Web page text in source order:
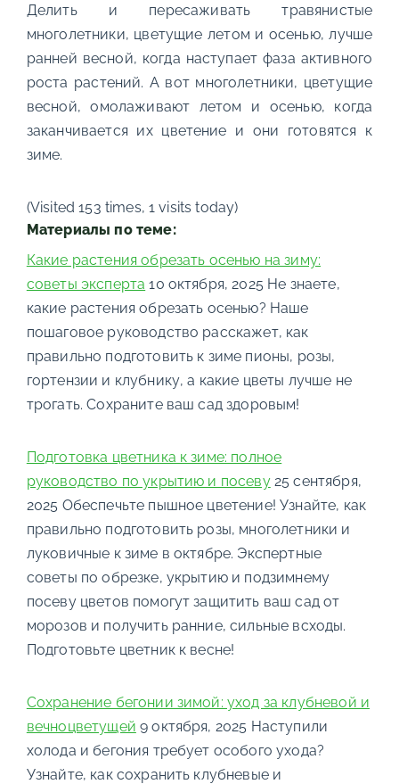
Делить и пересаживать травянистые
многолетники, цветущие летом и осенью, лучше
ранней весной, когда наступает фаза активного
роста растений. А вот многолетники, цветущие
весной, омолаживают летом и осенью, когда
заканчивается их цветение и они готовятся к
зиме.
(Visited 153 times, 1 visits today)
Материалы по теме:
Какие растения обрезать осенью на зиму:
советы эксперта 10 октября, 2025 Не знаете,
какие растения обрезать осенью? Наше
пошаговое руководство расскажет, как
правильно подготовить к зиме пионы, розы,
гортензии и клубнику, а какие цветы лучше не
трогать. Сохраните ваш сад здоровым!
Подготовка цветника к зиме: полное
руководство по укрытию и посеву25 сентября,
2025 Обеспечьте пышное цветение! Узнайте, как
правильно подготовить розы, многолетники и
луковичные к зиме в октябре. Экспертные
советы по обрезке, укрытию и подзимнему
посеву цветов помогут защитить ваш сад от
морозов и получить ранние, сильные всходы.
Подготовьте цветник к весне!
Сохранение бегонии зимой: уход за клубневой и
вечноцветущей 9 октября, 2025 Наступили
холода и бегония требует особого ухода?
Узнайте, как сохранить клубневые и